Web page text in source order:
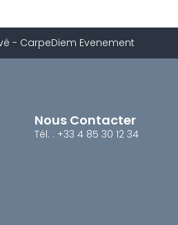
- CarpeDiem Evenement
Nous Contacter
Tél. : +33 4 85 30 12 34